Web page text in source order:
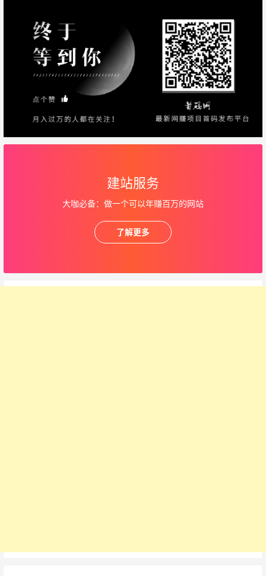
建站服务
大咖必备：做一个可以年赚百万的网站
了解更多